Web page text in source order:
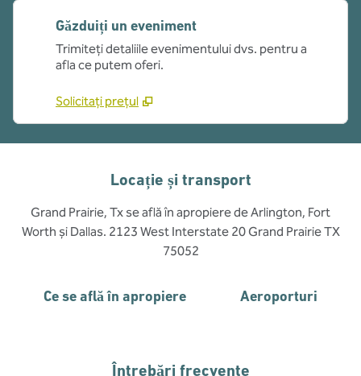
Găzduiți un eveniment
Trimiteți detaliile evenimentului dvs. pentru a
afla ce putem oferi.
Solicitați prețul
Locație și transport
Grand Prairie, Tx se află în apropiere de Arlington, Fort
Worth și Dallas. 2123 West Interstate 20 Grand Prairie TX
75052
Ce se află în apropiere Aeroporturi
Întrebări frecvente